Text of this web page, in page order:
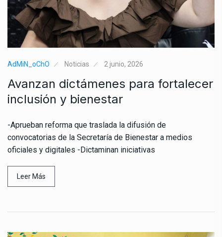
AdMiN_oChO Noticias 2 junio, 2026
Avanzan dictámenes para fortalecer
inclusión y bienestar
-Aprueban reforma que traslada la difusión de
convocatorias de la Secretaría de Bienestar a medios
oficiales y digitales -Dictaminan iniciativas
Leer Más